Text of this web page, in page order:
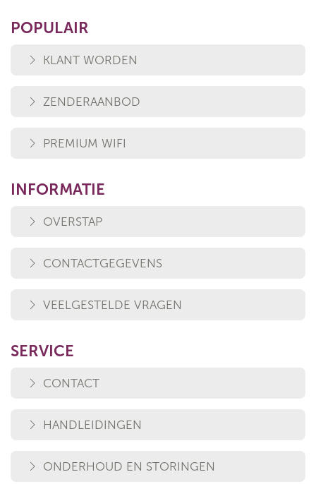
POPULAIR
KLANT WORDEN
ZENDERAANBOD
PREMIUM WIFI
INFORMATIE
OVERSTAP
CONTACTGEGEVENS
VEELGESTELDE VRAGEN
SERVICE
CONTACT
HANDLEIDINGEN
ONDERHOUD EN STORINGEN